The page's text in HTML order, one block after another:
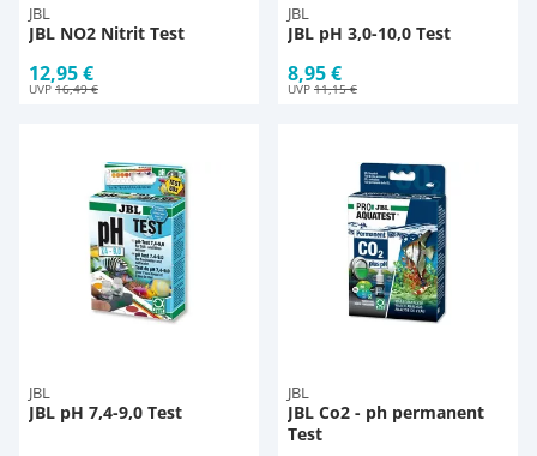
JBL
JBL NO2 Nitrit Test
12,95 €
UVP16,49 €
JBL
JBL pH 3,0-10,0 Test
8,95 €
UVP 11,15 €
JBL
JBL pH 7,4-9,0 Test
JBL
JBL Co2 - ph permanent
Test